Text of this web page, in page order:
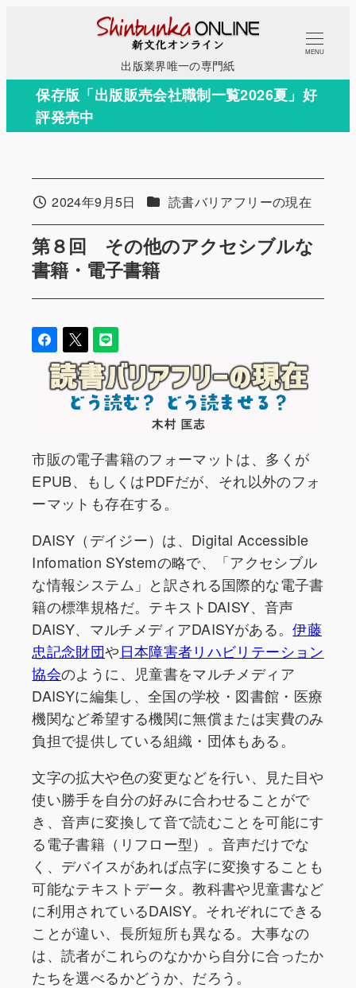
コ
テ
出版業界唯一の専門紙
MENU
保存版「出版販売会社職制一覧2026夏」好
評発売中
第８回 その他のアクセシブルな
書籍・電子書籍
投稿日2024年9月5日 カテゴリー
読書バリアフリーの現在
市販の電子書籍のフォーマットは、多くが
EPUB、もしくはPDFだが、それ以外のフォ
ーマットも存在する。
DAISY（デイジー）は、Digital Accessible
Infomation SYstemの略で、「アクセシブル
な情報システム」と訳される国際的な電子書
籍の標準規格だ。テキストDAISY、音声
DAISY、マルチメディアDAISYがある。伊藤
忠記念財団や日本障害者リハビリテーション
協会のように、児童書をマルチメディア
DAISYに編集し、全国の学校・図書館・医療
機関など希望する機関に無償または実費のみ
負担で提供している組織・団体もある。
文字の拡大や色の変更などを行い、見た目や
使い勝手を自分の好みに合わせることがで
き、音声に変換して音で読むことを可能にす
る電子書籍（リフロー型）。音声だけでな
く、デバイスがあれば点字に変換することも
可能なテキストデータ。教科書や児童書など
に利用されているDAISY。それぞれにできる
ことが違い、長所短所も異なる。大事なの
は、読者がこれらのなかから自分に合ったか
たちを選べるかどうか、だろう。